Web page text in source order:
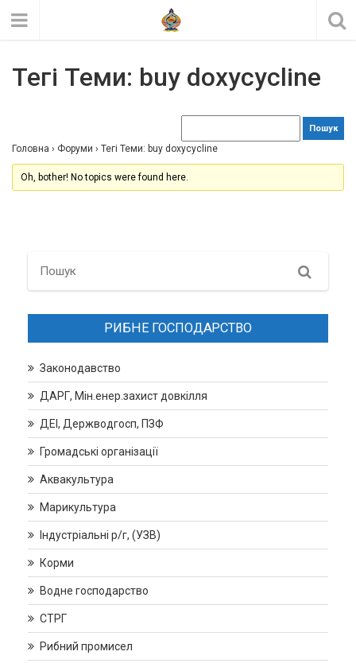
Тегі Теми: buy doxycycline
Головна › Форуми › Тегі Теми: buy doxycycline
Oh, bother! No topics were found here.
Search
РИБНЕ ГОСПОДАРСТВО
Законодавство
ДАРГ, Мін.енер.захист довкілля
ДЕІ, Держводгосп, ПЗФ
Громадські організації
Аквакультура
Марикультура
Індустріальні р/г, (УЗВ)
Корми
Водне господарство
СТРГ
Рибний промисел